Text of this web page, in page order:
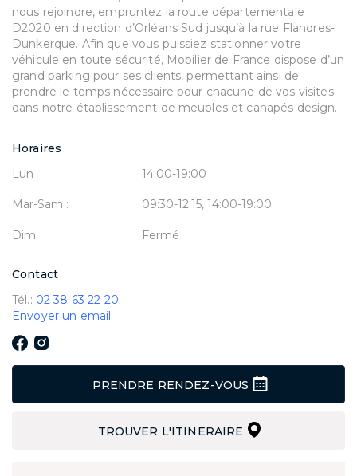
nous rejoindre, empruntez la route départementale
D2020 en direction d’Orléans Sud jusqu’à la rue Flandres-
Dunkerque. Afin que vous puissiez stationner votre
véhicule en toute sécurité, Mobilier de France dispose d’un
grand parking pour ses clients, permettant ainsi de
prendre le temps nécessaire pour chacune de vos visites
dans notre établissement de meubles et canapés design.
Horaires
Lun
14:00-19:00
Mar-Sam : 09:30-12:15, 14:00-19:00
Dim Fermé
Contact
Tél.: 02 38 63 22 20
Envoyer un email
PRENDRE RENDEZ-VOUS
TROUVER L'ITINERAIRE